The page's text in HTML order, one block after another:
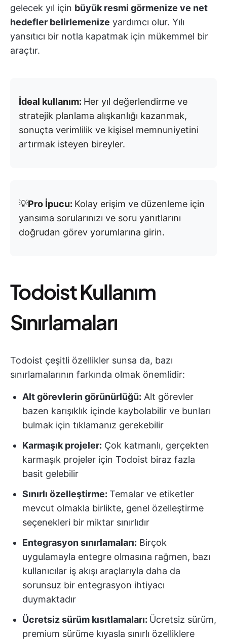
gelecek yıl için büyük resmi görmenize ve net
hedefler belirlemenize yardımcı olur. Yılı
yansıtıcı bir notla kapatmak için mükemmel bir
araçtır.
İdeal kullanım: Her yıl değerlendirme ve
stratejik planlama alışkanlığı kazanmak,
sonuçta verimlilik ve kişisel memnuniyetini
artırmak isteyen bireyler.
💡Pro İpucu: Kolay erişim ve düzenleme için
yansıma sorularınızı ve soru yanıtlarını
doğrudan görev yorumlarına girin.
Todoist Kullanım
Sınırlamaları
Todoist çeşitli özellikler sunsa da, bazı
sınırlamalarının farkında olmak önemlidir:
Alt görevlerin görünürlüğü: Alt görevler
bazen karışıklık içinde kaybolabilir ve bunları
bulmak için tıklamanız gerekebilir
Karmaşık projeler: Çok katmanlı, gerçekten
karmaşık projeler için Todoist biraz fazla
basit gelebilir
Sınırlı özelleştirme: Temalar ve etiketler
mevcut olmakla birlikte, genel özelleştirme
seçenekleri bir miktar sınırlıdır
Entegrasyon sınırlamaları: Birçok
uygulamayla entegre olmasına rağmen, bazı
kullanıcılar iş akışı araçlarıyla daha da
sorunsuz bir entegrasyon ihtiyacı
duymaktadır
Ücretsiz sürüm kısıtlamaları: Ücretsiz sürüm,
premium sürüme kıyasla sınırlı özelliklere